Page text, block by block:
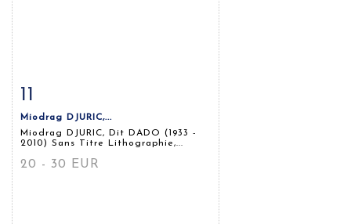
11
Miodrag DJURIC,...
Miodrag DJURIC, Dit DADO (1933 -
2010) Sans Titre Lithographie,...
20 - 30 EUR